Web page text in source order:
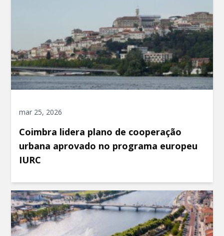
mar 25, 2026
Coimbra lidera plano de cooperação
urbana aprovado no programa europeu
IURC